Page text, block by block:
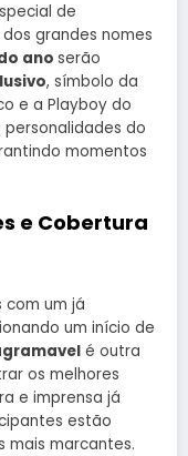
de
grandes nomes
ano serão
, símbolo da
e a Playboy do
personalidades do
momentos
e Cobertura
com um já
um início de
é outra
os melhores
e imprensa já
estão
mais marcantes.